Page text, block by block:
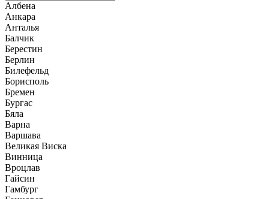
Албена
Анкара
Анталья
Балчик
Берестин
Берлин
Билефельд
Борисполь
Бремен
Бургас
Бяла
Варна
Варшава
Великая Виска
Винница
Вроцлав
Гайсин
Гамбург